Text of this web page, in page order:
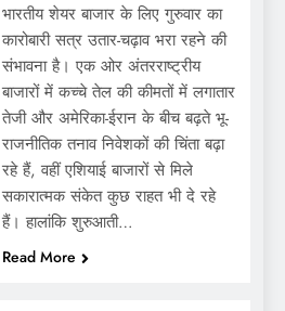
भारतीय शेयर बाजार के लिए गुरुवार का
कारोबारी सत्र उतार-चढ़ाव भरा रहने की
संभावना है। एक ओर अंतरराष्ट्रीय
बाजारों में कच्चे तेल की कीमतों में लगातार
तेजी और अमेरिका-ईरान के बीच बढ़ते भू-
राजनीतिक तनाव निवेशकों की चिंता बढ़ा
रहे हैं, वहीं एशियाई बाजारों से मिले
सकारात्मक संकेत कुछ राहत भी दे रहे
हैं। हालांकि शुरुआती…
Read More